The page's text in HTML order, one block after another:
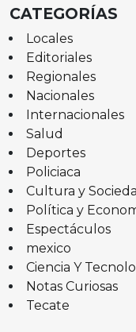
CATEGORÍAS
Locales
Editoriales
Regionales
Nacionales
Internacionales
Salud
Deportes
Policiaca
Cultura y
Política y
Espectáculos
mexico
Ciencia Y
Notas Curiosas
Tecate